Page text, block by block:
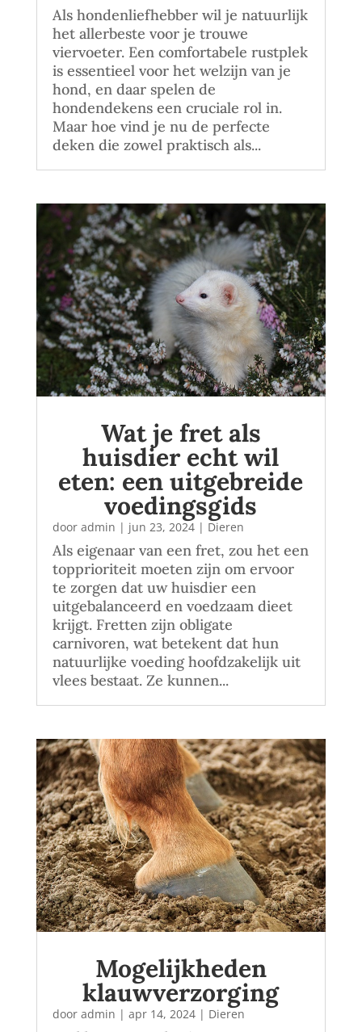
Als hondenliefhebber wil je natuurlijk
het allerbeste voor je trouwe
viervoeter. Een comfortabele rustplek
is essentieel voor het welzijn van je
hond, en daar spelen de
hondendekens een cruciale rol in.
Maar hoe vind je nu de perfecte
deken die zowel praktisch als...
Wat je fret als
huisdier echt wil
eten: een uitgebreide
voedingsgids
door admin | jun 23, 2024| Dieren
Als eigenaar van een fret, zou het een
topprioriteit moeten zijn om ervoor
te zorgen dat uw huisdier een
uitgebalanceerd en voedzaam dieet
krijgt. Fretten zijn obligate
carnivoren, wat betekent dat hun
natuurlijke voeding hoofdzakelijk uit
vlees bestaat. Ze kunnen...
Mogelijkheden
klauwverzorging
door admin | apr 14, 2024| Dieren